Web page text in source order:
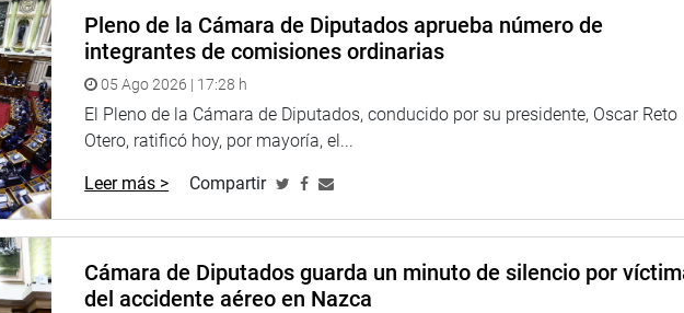
Pleno de la Cámara de Diputados aprueba número de
integrantes de comisiones ordinarias
05 Ago 2026 | 17:28 h
El Pleno de la Cámara de Diputados, conducido por su presidente, Oscar Reto
Otero, ratificó hoy, por mayoría, el...
Leer más > Compartir
Cámara de Diputados guarda un minuto de silencio por
del accidente aéreo en Nazca